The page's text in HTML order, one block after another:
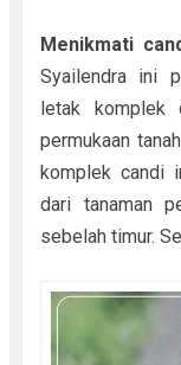
Menikmati
Syailendra ini
letak komplek
permukaan
komplek candi
dari tanaman
sebelah timur.